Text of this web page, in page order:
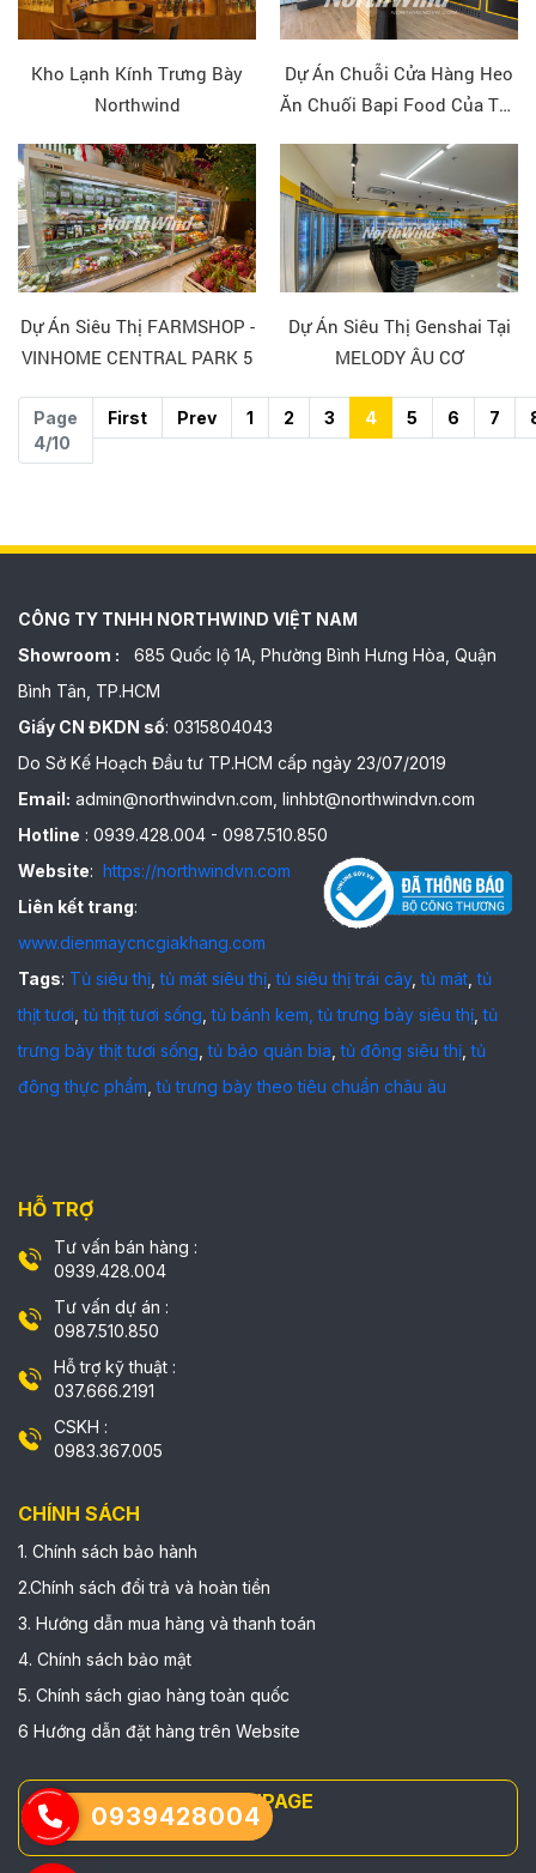
Kho Lạnh Kính Trưng Bày
Northwind
Dự Án Chuỗi Cửa Hàng Heo
Ăn Chuối Bapi Food Của Tập
Dự Án Siêu Thị FARMSHOP -
VINHOME CENTRAL PARK 5
Dự Án Siêu Thị Genshai Tại
MELODY ÂU CƠ
Page
4/10
First Prev 1 2 3 4 5 6 7
CÔNG TY TNHH NORTHWIND VIỆT NAM
Showroom : 685 Quốc lộ 1A, Phường Bình Hưng Hòa, Quận
Bình Tân, TP.HCM
Giấy CN ĐKDN số: 0315804043
Do Sở Kế Hoạch Đầu tư TP.HCM cấp ngày 23/07/2019
Email: admin@northwindvn.com, linhbt@northwindvn.com
Hotline : 0939.428.004 - 0987.510.850
Website: https://northwindvn.com
Liên kết trang:
www.dienmaycncgiakhang.com
Tags: Tủ siêu thị ,tủ mát siêu thị ,tủ siêu thị trái cây,tủ mát ,tủ
thịt tươi ,tủ thịt tươi sống tủ bánh kem, tủ trưng bày siêu thị ,tủ
trưng bày thịt tươi sống ,tủ bảo quản bia ,tủ đông siêu thị ,tủ
đông thực phẩm ,tủ trưng bày theo tiêu chuẩn châu âu
HỖ TRỢ
Tư vấn bán hàng :
0939.428.004
Tư vấn dự án :
0987.510.850
Hỗ trợ kỹ thuật :
037.666.2191
CSKH :
0983.367.005
CHÍNH SÁCH
1. Chính sách bảo hành
2.Chính sách đổi trả và hoàn tiền
3. Hướng dẫn mua hàng và thanh toán
4. Chính sách bảo mật
5. Chính sách giao hàng toàn quốc
6 Hướng dẫn đặt hàng trên Website
FANPAGE
0939428004